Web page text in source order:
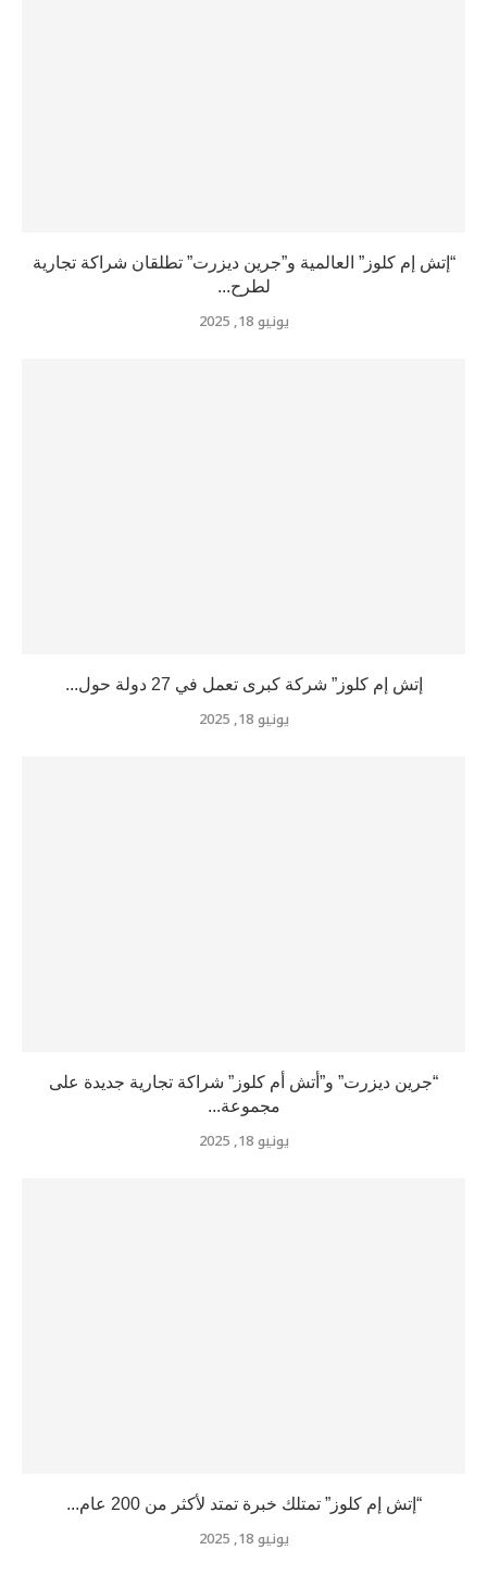
“إتش إم كلوز” العالمية و”جرين ديزرت” تطلقان شراكة تجارية
لطرح...
يونيو 18, 2025
إتش إم كلوز” شركة كبرى تعمل في 27 دولة حول...
يونيو 18, 2025
“جرين ديزرت” و”أتش أم كلوز” شراكة تجارية جديدة على
مجموعة...
يونيو 18, 2025
“إتش إم كلوز” تمتلك خبرة تمتد لأكثر من 200 عام...
يونيو 18, 2025